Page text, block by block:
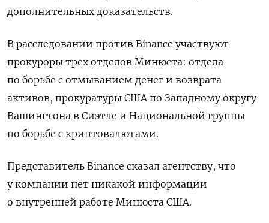
дополнительных доказательств.
В расследовании против Binance участвуют
прокуроры трех отделов Минюста: отдела
по борьбе с отмыванием денег и возврата
активов, прокуратуры США по Западному округу
Вашингтона в Сиэтле и Национальной группы
по борьбе с криптовалютами.
Представитель Binance сказал агентству, что
у компании нет никакой информации
о внутренней работе Минюста США.